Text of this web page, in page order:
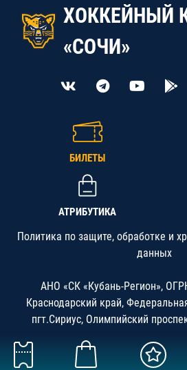
ХОККЕЙНЫЙ
«СОЧИ»
БИЛЕТЫ
АТРИБУТИКА
Политика по защите, обработке и
данных
АНО «СК «Кубань-Регион»,
Краснодарский край,
пгт.Сириус, Олимпийский